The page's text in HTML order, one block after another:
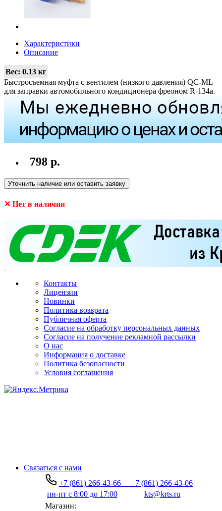
Характеристики
Описание
Вес: 0.13 кг
Быстросъемная муфта с вентилем (низкого давления) QC-ML
для заправки автомобильного кондиционера фреоном R-134a.
798 р.
Уточнить наличие или оставить заявку
✕ Нет в наличии
Контакты
Лицензии
Новинки
Политика возврата
Публичная оферта
Согласие на обработку персональных данных
Согласие на получение рекламной рассылки
О нас
Информация о доставке
Политика безопасности
Условия соглашения
Связаться с нами
+7 (861) 266-43-66
+7 (861) 266-43-06
пн-пт с 8:00 до 17:00
kts@krts.ru
Магазин: